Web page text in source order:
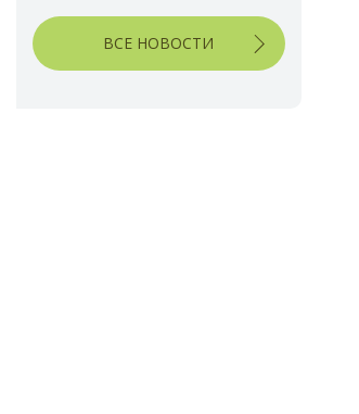
ВСЕ НОВОСТИ